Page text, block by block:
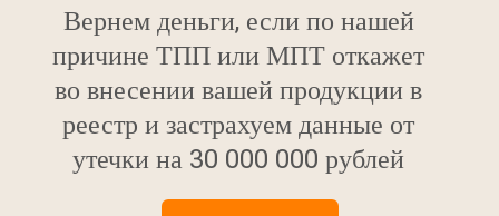
Вернем деньги, если по нашей
причине ТПП или МПТ откажет
во внесении вашей продукции в
реестр и застрахуем данные от
утечки на 30 000 000 рублей